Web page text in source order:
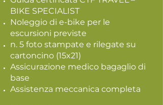
BIKE SPECIALIST
Noleggio di e-bike per le
escursioni previste
n. 5 foto stampate e rilegate su
cartoncino (15x21)
Assicurazione medico bagaglio di
base
Assistenza meccanica completa